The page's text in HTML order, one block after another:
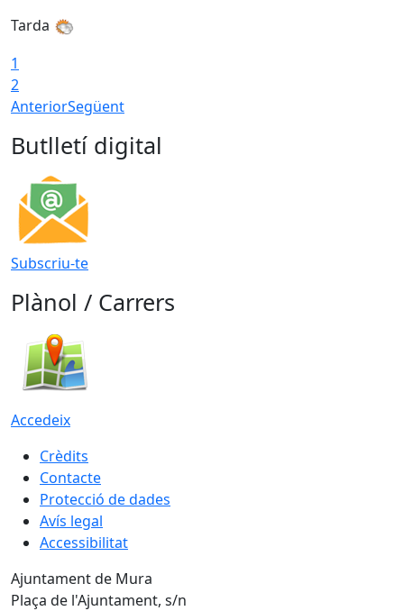
Tarda
1
2
AnteriorSegüent
Butlletí digital
Subscriu-te
Plànol / Carrers
Accedeix
Crèdits
Contacte
Protecció de dades
Avís legal
Accessibilitat
Ajuntament de Mura
Plaça de l'Ajuntament, s/n